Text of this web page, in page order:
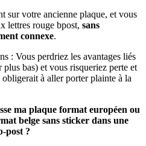
sur votre ancienne plaque, et vous
lettres rouge bpost, sans
connexe.
: Vous perdriez les avantages liés
bas) et vous risqueriez perte et
à aller porter plainte à la
ma plaque format européen ou
belge sans sticker dans une
post ?